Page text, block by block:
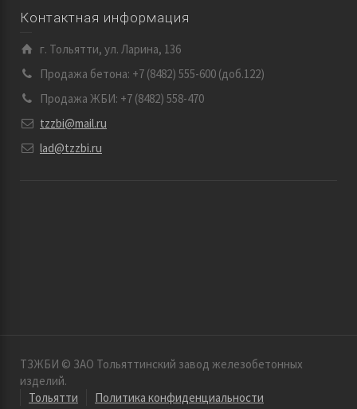
Контактная информация
г. Тольятти, ул. Ларина, 136
Продажа бетона: +7 (8482) 555-600 (доб.122)
Продажа ЖБИ: +7 (8482) 558-470
tzzbi@mail.ru
lad@tzzbi.ru
ТЗЖБИ © ЗАО Тольяттинский завод железобетонных
изделий.
Тольятти
Политика конфиденциальности